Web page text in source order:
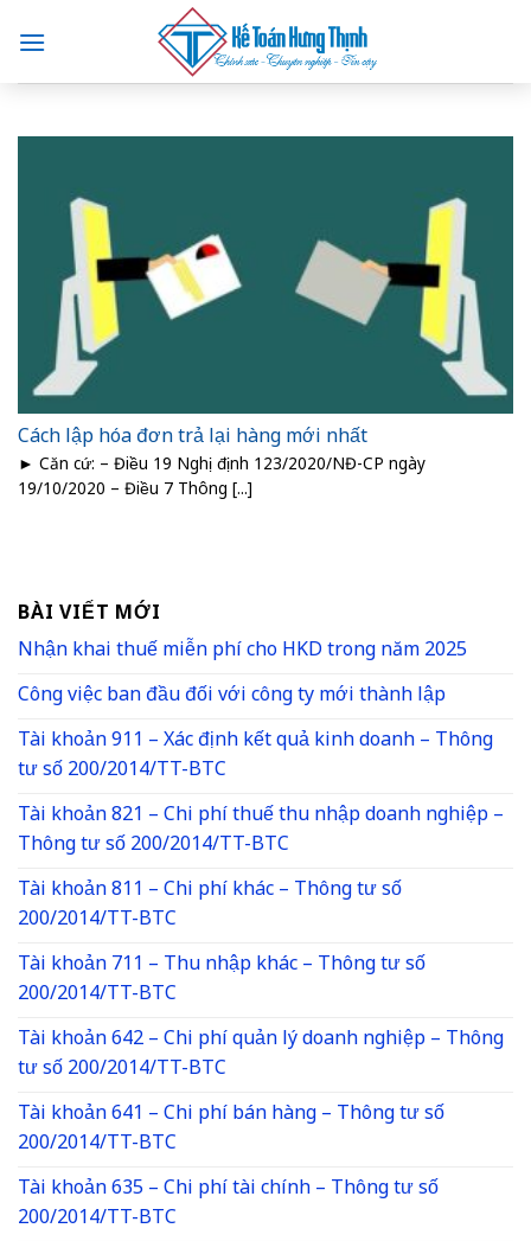
content
Cách lập hóa đơn trả lại hàng mới nhất
► Căn cứ: – Điều 19 Nghị định 123/2020/NĐ-CP ngày
19/10/2020 – Điều 7 Thông [...]
BÀI VIẾT MỚI
Nhận khai thuế miễn phí cho HKD trong năm 2025
Công việc ban đầu đối với công ty mới thành lập
Tài khoản 911 – Xác định kết quả kinh doanh – Thông
tư số 200/2014/TT-BTC
Tài khoản 821 – Chi phí thuế thu nhập doanh nghiệp –
Thông tư số 200/2014/TT-BTC
Tài khoản 811 – Chi phí khác – Thông tư số
200/2014/TT-BTC
Tài khoản 711 – Thu nhập khác – Thông tư số
200/2014/TT-BTC
Tài khoản 642 – Chi phí quản lý doanh nghiệp – Thông
tư số 200/2014/TT-BTC
Tài khoản 641 – Chi phí bán hàng – Thông tư số
200/2014/TT-BTC
Tài khoản 635 – Chi phí tài chính – Thông tư số
200/2014/TT-BTC